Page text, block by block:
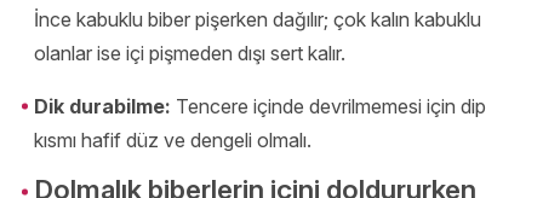
İnce kabuklu biber pişerken dağılır; çok kalın kabuklu
olanlar ise içi pişmeden dışı sert kalır.
Dik durabilme: Tencere içinde devrilmemesi için dip
kısmı hafif düz ve dengeli olmalı.
Dolmalık biberlerin içini doldururken